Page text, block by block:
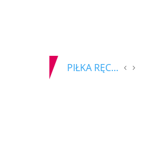
PIŁKA RĘCZNA. Nowa bramkarka Szczypiorna. Grała w Norwegii